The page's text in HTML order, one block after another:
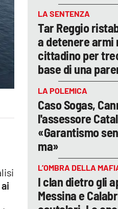
LA SENTENZA
Tar Reggio
a detenere armi
cittadino per
base di una
LA POLEMICA
Caso Sogas,
l'assessore
«Garantismo
ma»
L’OMBRA DELLA
I clan dietro gli
Messina e